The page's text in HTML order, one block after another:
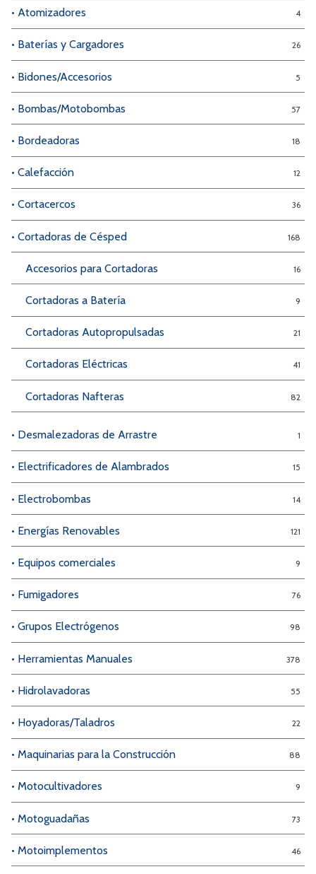
• Atomizadores 4
• Baterías y Cargadores 26
• Bidones/Accesorios 5
• Bombas/Motobombas 57
• Bordeadoras 18
• Calefacción 12
• Cortacercos 36
• Cortadoras de Césped 168
Accesorios para Cortadoras 16
Cortadoras a Batería 9
Cortadoras Autopropulsadas 21
Cortadoras Eléctricas 41
Cortadoras Nafteras 82
• Desmalezadoras de Arrastre 1
• Electrificadores de Alambrados 15
• Electrobombas 14
• Energías Renovables 121
• Equipos comerciales 9
• Fumigadores 76
• Grupos Electrógenos 98
• Herramientas Manuales 378
• Hidrolavadoras 55
• Hoyadoras/Taladros 22
• Maquinarias para la Construcción 88
• Motocultivadores 9
• Motoguadañas 73
• Motoimplementos 46